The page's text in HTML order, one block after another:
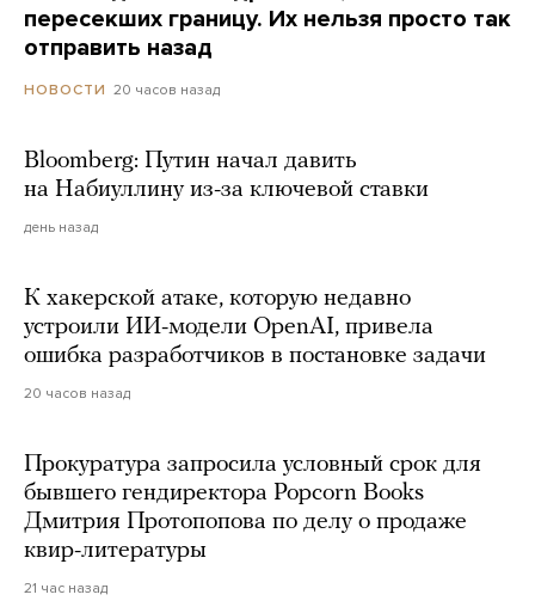
пересекших границу. Их нельзя просто так
отправить назад
НОВОСТИ 20 часов назад
Bloomberg: Путин начал давить
на Набиуллину из-за ключевой ставки
день назад
К хакерской атаке, которую недавно
устроили ИИ-модели OpenAI, привела
ошибка разработчиков в постановке задачи
20 часов назад
Прокуратура запросила условный срок для
бывшего гендиректора Popcorn Books
Дмитрия Протопопова по делу о продаже
квир-литературы
21 час назад